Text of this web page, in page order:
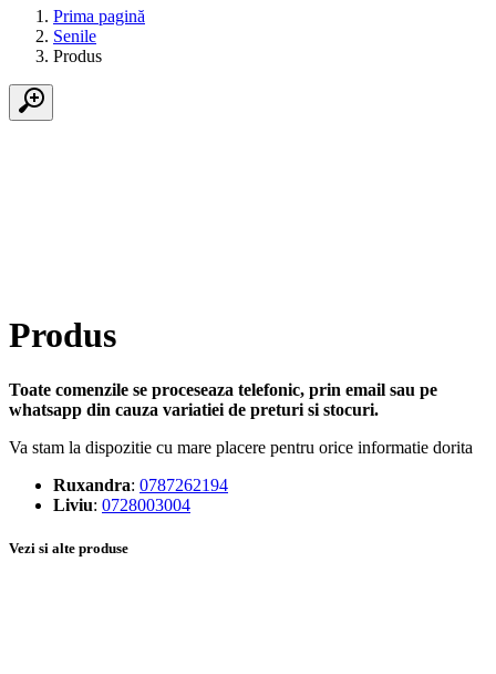
Prima pagină
Senile
Produs
Produs
Toate comenzile se proceseaza telefonic, prin email sau pe
whatsapp din cauza variatiei de preturi si stocuri.
Va stam la dispozitie cu mare placere pentru orice informatie dorita
Ruxandra: 0787262194
Liviu: 0728003004
Vezi si alte produse